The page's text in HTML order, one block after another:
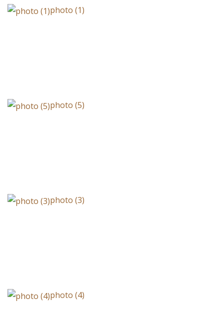
photo (1)
photo (5)
photo (3)
photo (4)